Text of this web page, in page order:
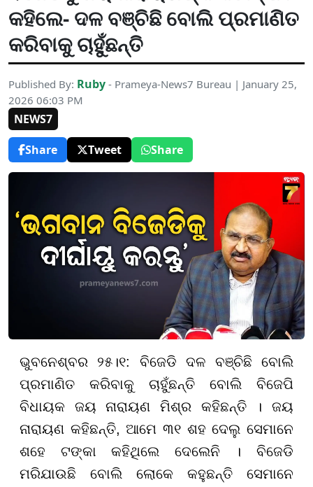
କହିଲେ- ଦଳ ବଞ୍ଚିଛି ବୋଲି ପ୍ରମାଣିତ
କରିବାକୁ ଚାହୁଁଛନ୍ତି
Published By: Ruby - Prameya-News7 Bureau | January 25,
2026 06:03 PM
NEWS7
Share
Tweet Share
ଭୁବନେଶ୍ବର ୨୫।୧: ବିଜେଡି ଦଳ ବଞ୍ଚିଛି ବୋଲି
ପ୍ରମାଣିତ କରିବାକୁ ଚାହୁଁଛନ୍ତି ବୋଲି ବିଜେପି
ବିଧାୟକ ଜୟ ନାରାୟଣ ମିଶ୍ର କହିଛନ୍ତି । ଜୟ
ନାରାୟଣ କହିଛନ୍ତି, ଆମେ ୩୧ ଶହ ଦେଲୁ ସେମାନେ
ଶହେ ଟଙ୍କା କହିଥିଲେ ଦେଲେନି । ବିଜେଡି
ମରିଯାଉଛି ବୋଲି ଲୋକେ କହୁଛନ୍ତି ସେମାନେ